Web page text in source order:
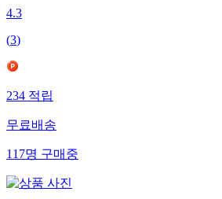
4.3
(3)
234적립
무료배송
117명구매중